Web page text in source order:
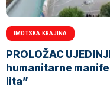
IMOTSKA KRAJINA
PROLOŽAC
humanitarne
lita”